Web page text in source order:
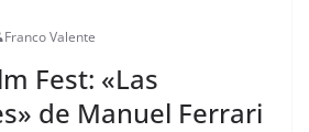
Franco Valente
Fest: «Las
de Manuel Ferrari